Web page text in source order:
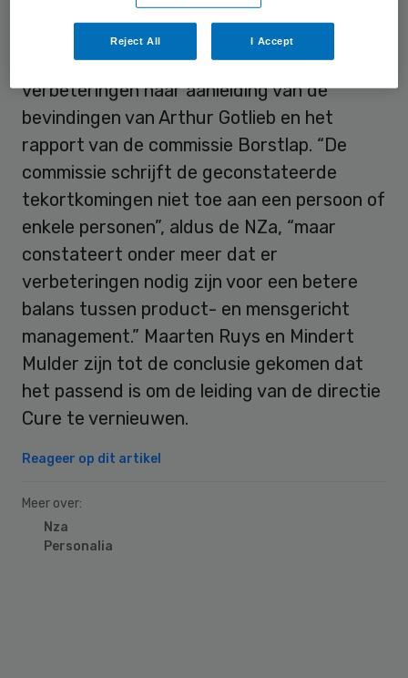
Verbeteringen
De NZa werkt momenteel aan
verbeteringen naar aanleiding van de
bevindingen van Arthur Gotlieb en het
rapport van de commissie Borstlap. “De
commissie schrijft de geconstateerde
tekortkomingen niet toe aan een persoon of
enkele personen”, aldus de NZa, “maar
constateert onder meer dat er
verbeteringen nodig zijn voor een betere
balans tussen product- en mensgericht
management.” Maarten Ruys en Mindert
Mulder zijn tot de conclusie gekomen dat
het passend is om de leiding van de directie
Cure te vernieuwen.
Reageer op dit artikel
Meer over:
Nza
Personalia
Reject All I Accept